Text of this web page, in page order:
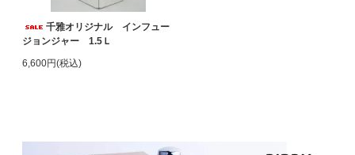
千雅オリジナル インフュー
ジョンジャー 1.5Ｌ
6,600円(税込)